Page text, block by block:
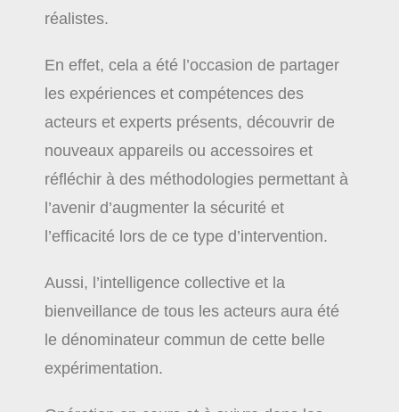
réalistes.
En effet, cela a été l’occasion de partager
les expériences et compétences des
acteurs et experts présents, découvrir de
nouveaux appareils ou accessoires et
réfléchir à des méthodologies permettant à
l’avenir d’augmenter la sécurité et
l’efficacité lors de ce type d’intervention.
Aussi, l’intelligence collective et la
bienveillance de tous les acteurs aura été
le dénominateur commun de cette belle
expérimentation.